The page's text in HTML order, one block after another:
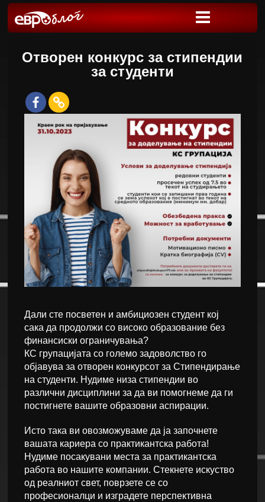
Отворен конкурс за стипендии
за студенти
Дали сте посветен и амбициозен студент кој
сака да продолжи со високо образование без
финансиски ограничувања?
КС групацијата со големо задоволство го
објавува за отворен конкурсот за Стипендирање
на студенти. Нудиме низа стипендии во
различни дисциплини за да ви помогнеме да ги
постигнете вашите образовни аспирации.
Исто така ви овозможуваме да ја започнете
вашата кариера со практикантска работа!
Нудиме посакувани места за практикантска
работа во нашите компании. Стекнете искуство
од реалниот свет, поврзете се со
професионалци и изградете перспективна